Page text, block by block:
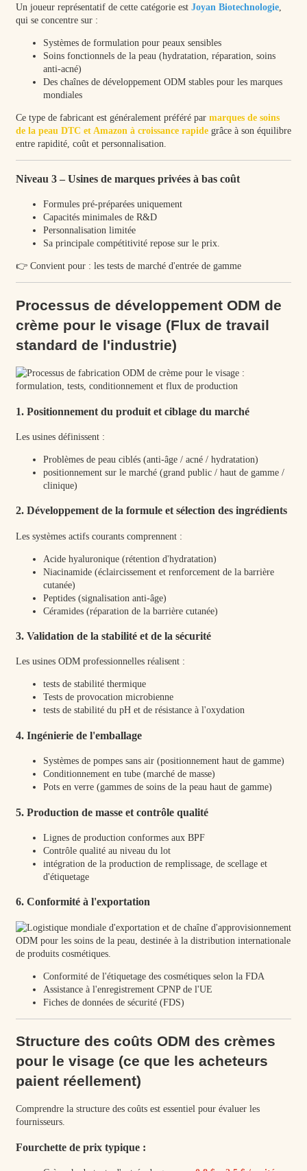
Un joueur représentatif de cette catégorie est Joyan Biotechnologie,
qui se concentre sur :
Systèmes de formulation pour peaux sensibles
Soins fonctionnels de la peau (hydratation, réparation, soins
anti-acné)
Des chaînes de développement ODM stables pour les marques
mondiales
Ce type de fabricant est généralement préféré par marques de soins
de la peau DTC et Amazon à croissance rapidegrâce à son équilibre
entre rapidité, coût et personnalisation.
Niveau 3 – Usines de marques privées à bas coût
Formules pré-préparées uniquement
Capacités minimales de R&D
Personnalisation limitée
Sa principale compétitivité repose sur le prix.
👉 Convient pour : les tests de marché d'entrée de gamme
Processus de développement ODM de
crème pour le visage (Flux de travail
standard de l'industrie)
1. Positionnement du produit et ciblage du marché
Les usines définissent :
Problèmes de peau ciblés (anti-âge / acné / hydratation)
positionnement sur le marché (grand public / haut de gamme /
clinique)
2. Développement de la formule et sélection des ingrédients
Les systèmes actifs courants comprennent :
Acide hyaluronique (rétention d'hydratation)
Niacinamide (éclaircissement et renforcement de la barrière
cutanée)
Peptides (signalisation anti-âge)
Céramides (réparation de la barrière cutanée)
3. Validation de la stabilité et de la sécurité
Les usines ODM professionnelles réalisent :
tests de stabilité thermique
Tests de provocation microbienne
tests de stabilité du pH et de résistance à l'oxydation
4. Ingénierie de l'emballage
Systèmes de pompes sans air (positionnement haut de gamme)
Conditionnement en tube (marché de masse)
Pots en verre (gammes de soins de la peau haut de gamme)
5. Production de masse et contrôle qualité
Lignes de production conformes aux BPF
Contrôle qualité au niveau du lot
intégration de la production de remplissage, de scellage et
d'étiquetage
6. Conformité à l'exportation
Conformité de l'étiquetage des cosmétiques selon la FDA
Assistance à l'enregistrement CPNP de l'UE
Fiches de données de sécurité (FDS)
Structure des coûts ODM des crèmes
pour le visage (ce que les acheteurs
paient réellement)
Comprendre la structure des coûts est essentiel pour évaluer les
fournisseurs.
Fourchette de prix typique :